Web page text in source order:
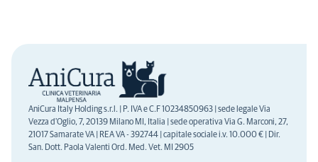
AniCura Italy Holding s.r.l. | P. IVA e C.F 10234850963 | sede legale Via
Vezza d'Oglio, 7, 20139 Milano MI, Italia | sede operativa Via G. Marconi, 27,
21017 Samarate VA | REA VA - 392744 | capitale sociale i.v. 10.000 € | Dir.
San. Dott. Paola Valenti Ord. Med. Vet. MI 2905